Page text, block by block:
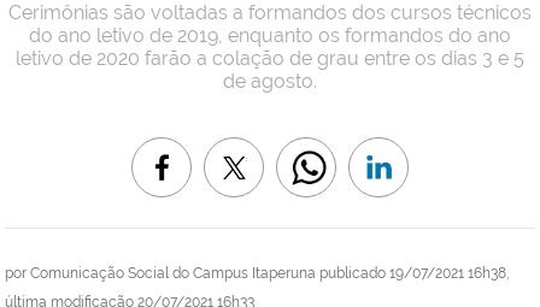
por Comunicação Social do Campus Itaperuna publicado 19/07/2021 16h38,
última modificação 20/07/2021 16h33
Cerimônias são voltadas a formandos dos cursos técnicos
do ano letivo de 2019, enquanto os formandos do ano
letivo de 2020 farão a colação de grau entre os dias 3 e 5
de agosto.